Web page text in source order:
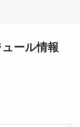
ール情報